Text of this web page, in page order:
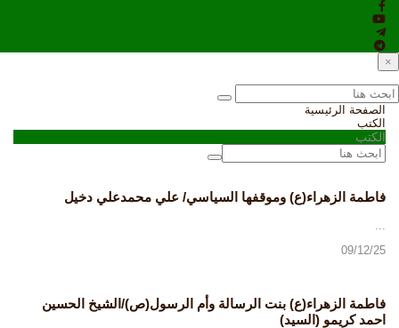
×
الصفحة الرئيسية
الكتب
الكتب
فاطمة الزهراء(ع) وموقفها السياسي/ علي محمدعلي دخيل
...
09/12/25
فاطمة الزهراء(ع) بنت الرسالة وأم الرسول(ص)/الشيخ الحسين
احمد كريمو (السيد)